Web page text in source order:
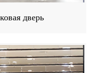
дверь